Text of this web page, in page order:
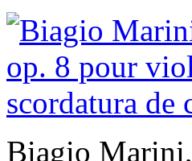
Biagio Marini,